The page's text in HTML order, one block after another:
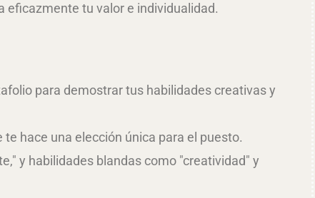
eficazmente tu valor e individualidad.
para demostrar tus habilidades creativas y
hace una elección única para el puesto.
y habilidades blandas como "creatividad" y